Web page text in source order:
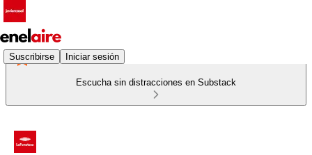
Suscribirse Iniciar sesión
Escucha sin distracciones en Substack